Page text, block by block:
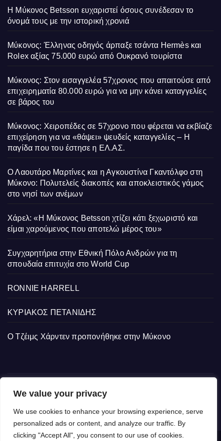
We value your privacy
We use cookies to enhance your browsing experience, serve
personalized ads or content, and analyze our traffic. By
clicking "Accept All", you consent to our use of cookies.
Η Μύκονος Betsson ευχαριστεί όσους συνέδεσαν το
όνομά τους με την ιστορική χρονιά
Μύκονος: Έλληνας οδηγός άρπαξε τσάντα Hermès και
Rolex αξίας 75.000 ευρώ από Ουκρανό τουρίστα
Μύκονος: Στον εισαγγελέα 57χρονος που απαιτούσε από
επιχειρηματία 80.000 ευρώ για να μην κάνει καταγγελίες
σε βάρος του
Μύκονος: Χειροπέδες σε 57χρονο που φέρεται να εκβίαζε
επιχείρηση για να «θάψει» ψευδείς καταγγελίες – Η
παγίδα που του έστησε η ΕΛ.ΑΣ.
Ο Λαουτάρο Μαρτίνες και η Αγκουστίνα Γκαντόλφο στη
Μύκονο: Πολυτελείς διακοπές και αποκλειστικός γάμος
στο νησί των ανέμων
Χάρελ: «Η Μύκονος Betsson χτίζει κάτι ξεχωριστό και
είμαι χαρούμενος που αποτελώ μέρος του»
Συγχαρητήρια στην Εθνική Πόλο Ανδρών για τη
σπουδαία επιτυχία στο World Cup
RONNIE HARRELL
ΚΥΡΙΑΚΟΣ ΠΕΤΑΝΙΔΗΣ
Ο Τζέιμς Χάρντεν προπονήθηκε στην Μύκονο